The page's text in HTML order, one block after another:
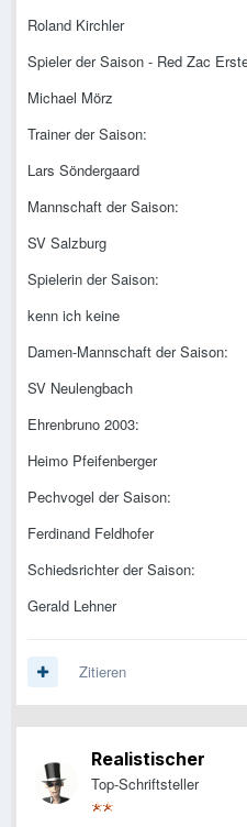
Roland Kirchler
Spieler der Saison - Red Zac
Michael Mörz
Trainer der Saison:
Lars Söndergaard
Mannschaft der Saison:
SV Salzburg
Spielerin der Saison:
kenn ich keine
Damen-Mannschaft der Saison:
SV Neulengbach
Ehrenbruno 2003:
Heimo Pfeifenberger
Pechvogel der Saison:
Ferdinand Feldhofer
Schiedsrichter der Saison:
Gerald Lehner
Zitieren
Realistischer
Top-Schriftsteller